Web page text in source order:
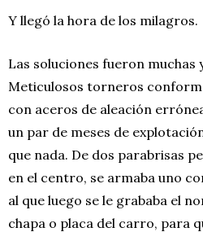
Y llegó la hora de los milagros.
Las soluciones fueron muchas
Meticulosos torneros
con aceros de aleación
un par de meses de
que nada. De dos parabrisas
en el centro, se armaba uno
al que luego se le grababa el
chapa o placa del carro, para